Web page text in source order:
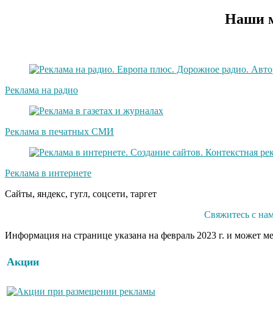
Наши
Реклама на радио
Реклама в печатных СМИ
Реклама в интернете
Сайты, яндекс, гугл, соцсети, таргет
Свяжитесь с
Информация на странице указана на февраль 2023 г. и может
Акции